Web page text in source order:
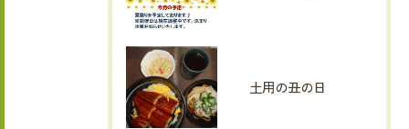
土用の丑の日